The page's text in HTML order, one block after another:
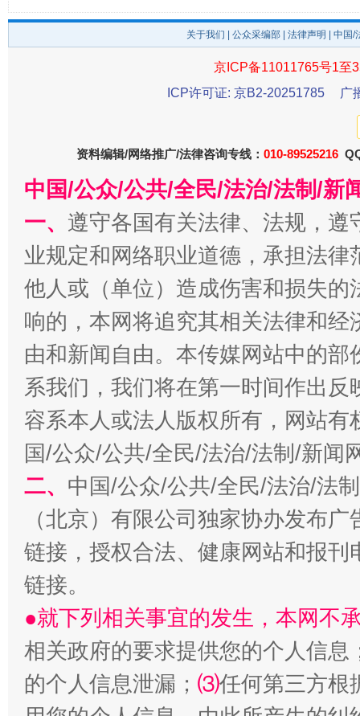
受贿1.44亿！段成刚被判无期 从幼
全民健身五年计划来了！等你上场
关于我们 公众采编部 法律声明 | 中国
京ICP备11011765号1至
ICP许可证: 京B2-20251785
广
资料编辑/网络推广/法律咨询专线： 010-89525216
中国/公众/公共/全民/法治/法制/新
一、 遵守各国有关法律、法规，
业规定和网络职业道德，承担法
他人或（单位）造成伤害和损失
响的，本网将追究其相关法律和
由和新闻自由。本传媒网站中的
系我们，我们将在第一时间作出
容系本人或法人版权所有，网站
国/公众/公共/全民/法治/法制/新闻
二、 中国/公众/公共/全民/法治/法
（北京）有限公司独家协办发布
链接，授权合法、健康网站和报
链接。
●就下列相关事宜的发生，本网不
相关政府的要求提供您的个人信息
的个人信息泄漏； ⑶任何第三方根